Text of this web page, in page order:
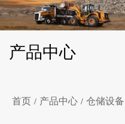
产品中心
首页 / 产品中心 / 仓储设备